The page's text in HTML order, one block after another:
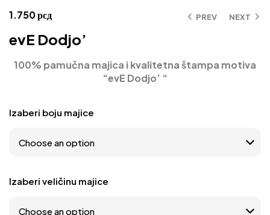
PREV NEXT
1.750рсд
evE Dodjo’
100% pamučna majica i kvalitetna štampa motiva
“evE Dodjo’ “
Izaberi boju majice
Izaberi veličinu majice